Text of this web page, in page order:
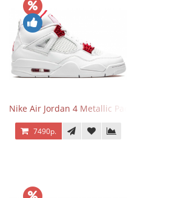
Nike Air Jordan 4 Metallic Pack University Red
7490р.